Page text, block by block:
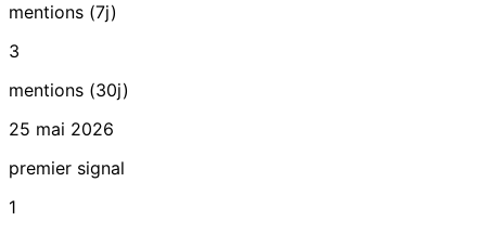
mentions (7j)
3
mentions (30j)
25 mai 2026
premier signal
1